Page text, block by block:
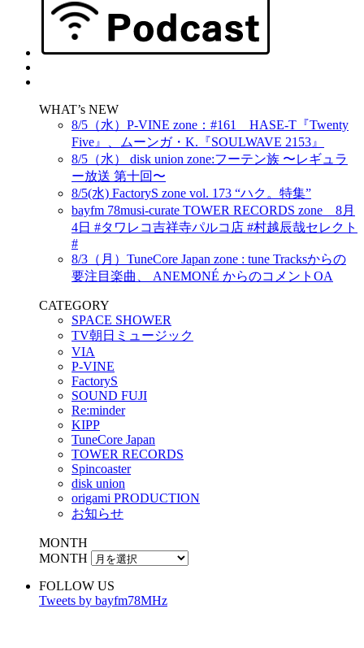
WHAT’s NEW
8/5（水）P-VINE zone：#161 HASE-T『Twenty
Five』、ムーンガ・K.『SOULWAVE 2153』
8/5（水） disk union zone:フーテン族 〜レギュラ
ー放送 第十回〜
8/5(水) FactoryS zone vol. 173 “ハク。特集”
bayfm 78musi-curate TOWER RECORDS zone 8月
4日 #タワレコ吉祥寺パルコ店 #村越辰哉セレクト
#
8/3（月）TuneCore Japan zone : tune Tracksからの
要注目楽曲、 ANEMONÉ からのコメントOA
CATEGORY
SPACE SHOWER
TV朝日ミュージック
VIA
P-VINE
FactoryS
SOUND FUJI
Re:minder
KIPP
TuneCore Japan
TOWER RECORDS
Spincoaster
disk union
origami PRODUCTION
お知らせ
MONTH
MONTH
FOLLOW US
Tweets by bayfm78MHz